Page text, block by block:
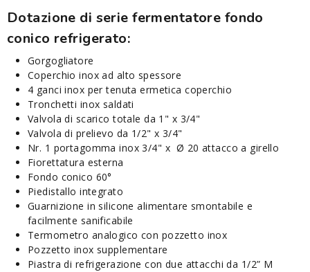
Dotazione di seriefermentatore fondo
conico refrigerato:
Gorgogliatore
Coperchio inox ad alto spessore
4 ganci inox per tenuta ermetica coperchio
Tronchetti inox saldati
Valvola di scarico totale da 1" x 3/4"
Valvola di prelievo da 1/2" x 3/4"
Nr. 1 portagomma inox 3/4" x Ø 20 attacco a girello
Fiorettatura esterna
Fondo conico 60°
Piedistallo integrato
Guarnizione in silicone alimentare smontabile e
facilmente sanificabile
Termometro analogico con pozzetto inox
Pozzetto inox supplementare
Piastra di refrigerazione con due attacchi da 1/2” M